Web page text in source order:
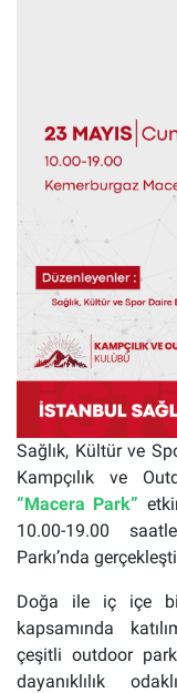
Sağlık, Kültür ve
Kampçılık ve
“Macera Park”
10.00-19.00
Parkı’nda
Doğa ile iç içe
kapsamında
çeşitli outdoor
dayanıklılık